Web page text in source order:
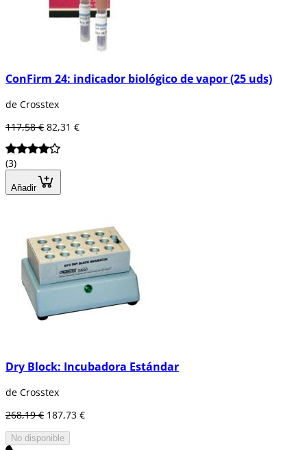
ConFirm 24: indicador biológico de vapor (25 uds)
de Crosstex
117,58 € 82,31 €
(3)
Añadir
Dry Block: Incubadora Estándar
de Crosstex
268,19 € 187,73 €
No disponible